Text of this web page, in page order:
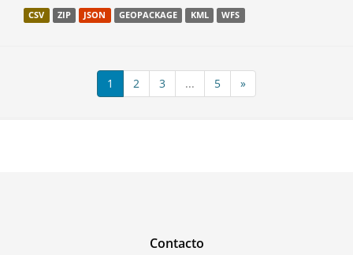
CSV ZIP JSON GEOPACKAGE KML WFS
1 2 3 ... 5 »
Contacto